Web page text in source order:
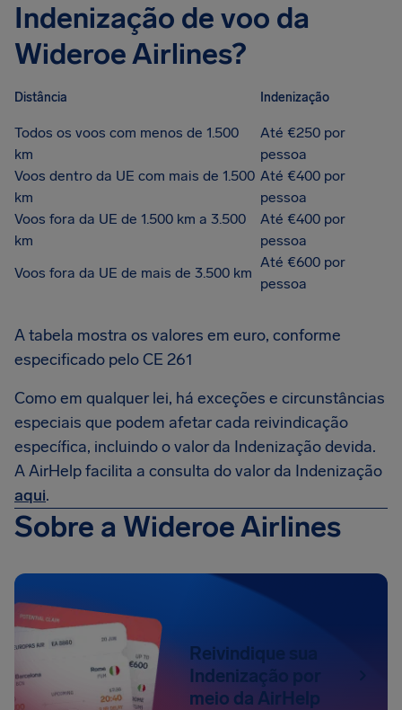
Indenização de voo da
Wideroe Airlines?
Distância Indenização
Todos os voos com menos de 1.500
km
Até €250 por
pessoa
Voos dentro da UE com mais de 1.500
km
Até €400 por
pessoa
Voos fora da UE de 1.500 km a 3.500
km
Até €400 por
pessoa
Voos fora da UE de mais de 3.500 km
Até €600 por
pessoa
A tabela mostra os valores em euro, conforme
especificado pelo CE 261
Como em qualquer lei, há exceções e circunstâncias
especiais que podem afetar cada reivindicação
específica, incluindo o valor da Indenização devida.
A AirHelp facilita a consulta do valor da Indenização
aqui.
Sobre a Wideroe Airlines
Reivindique sua
Indenização por
meio da AirHelp